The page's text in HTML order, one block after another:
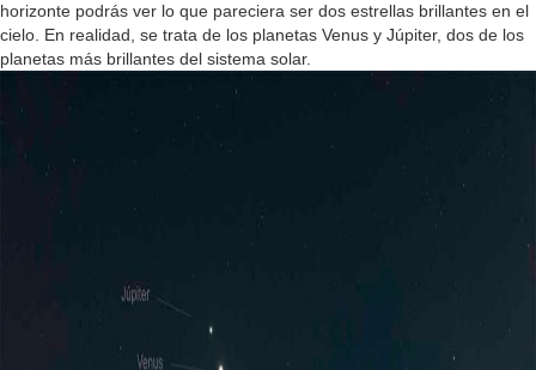
horizonte podrás ver lo que pareciera ser dos estrellas brillantes en el
cielo. En realidad, se trata de los planetas Venus y Júpiter, dos de los
planetas más brillantes del sistema solar.